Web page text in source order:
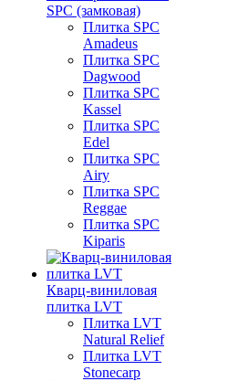
SPC (замковая)
Плитка SPC
Amadeus
Плитка SPC
Dagwood
Плитка SPC
Kassel
Плитка SPC
Edel
Плитка SPC
Airy
Плитка SPC
Reggae
Плитка SPC
Kiparis
Кварц-виниловая
плитка LVT
Плитка LVT
Natural Relief
Плитка LVT
Stonecarp